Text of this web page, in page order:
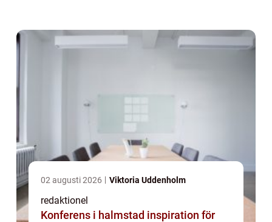
02 augusti 2026 Viktoria Uddenholm
redaktionel
Konferens i halmstad inspiration för